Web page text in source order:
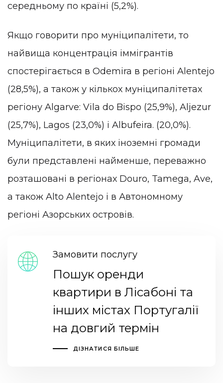
середньому по країні (5,2%).
Якщо говорити про муніципалітети, то
найвища концентрація іммігрантів
спостерігається в Odemira в регіоні Alentejo
(28,5%), а також у кількох муніципалітетах
регіону Algarve: Vila do Bispo (25,9%), Aljezur
(25,7%), Lagos (23,0%) і Albufeira. (20,0%).
Муніципалітети, в яких іноземні громади
були представлені найменше, переважно
розташовані в регіонах Douro, Tamega, Ave,
а також Alto Alentejo і в Автономному
регіоні Азорських островів.
Замовити послугу
Пошук оренди
квартири в Лісабоні та
інших містах Португалії
на довгий термін
ДІЗНАТИСЯ БІЛЬШЕ